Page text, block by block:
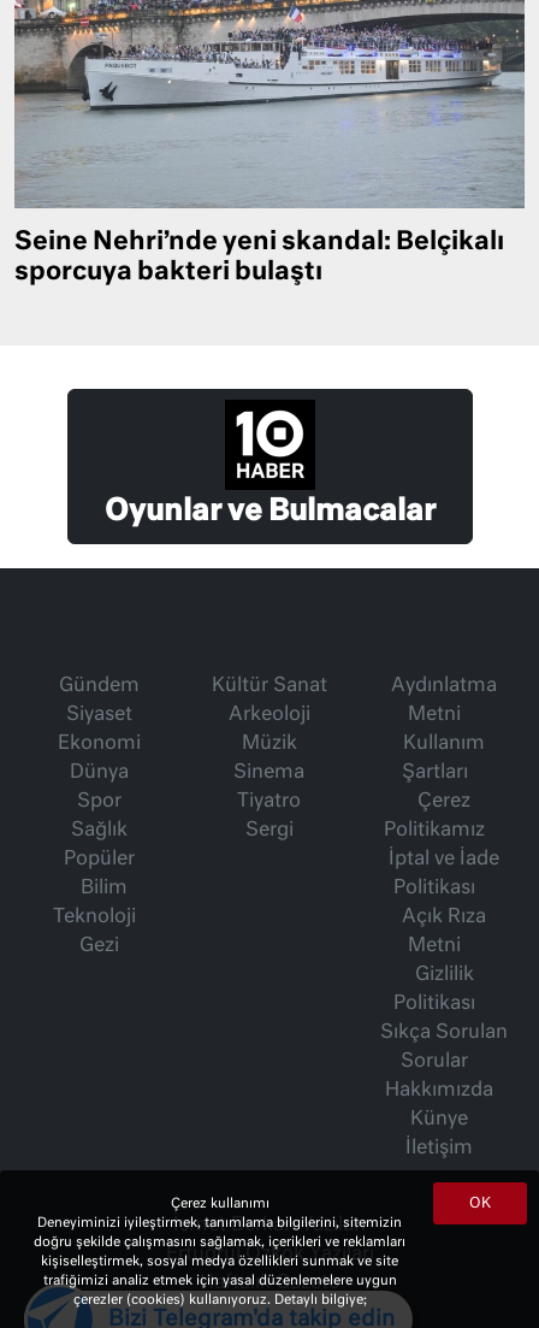
Seine Nehri’nde yeni skandal: Belçikalı
sporcuya bakteri bulaştı
Oyunlar ve Bulmacalar
Gündem
Siyaset
Ekonomi
Dünya
Spor
Sağlık
Popüler
Bilim
Teknoloji
Gezi
Kültür Sanat
Arkeoloji
Müzik
Sinema
Tiyatro
Sergi
Aydınlatma
Metni
Kullanım
Şartları
Çerez
Politikamız
İptal ve İade
Politikası
Açık Rıza
Metni
Gizlilik
Politikası
Sıkça Sorulan
Sorular
Hakkımızda
Künye
İletişim
İsmet Berkan Yazıları
Ertuğrul Özkök Yazıları
Haftalık Gazete
OK
Çerez kullanımı
Deneyiminizi iyileştirmek, tanımlama bilgilerini, sitemizin
doğru şekilde çalışmasını sağlamak, içerikleri ve reklamları
kişiselleştirmek, sosyal medya özellikleri sunmak ve site
trafiğimizi analiz etmek için yasal düzenlemelere uygun
çerezler (cookies) kullanıyoruz. Detaylı bilgiye;
Bizi Telegram'da takip edin